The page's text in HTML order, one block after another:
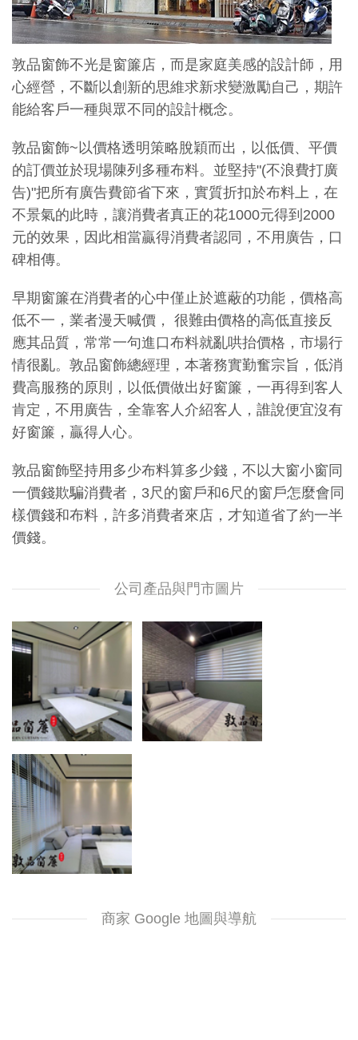
敦品窗飾不光是窗簾店，而是家庭美感的設計師，用
心經營，不斷以創新的思維求新求變激勵自己，期許
能給客戶一種與眾不同的設計概念。
敦品窗飾~以價格透明策略脫穎而出，以低價、平價
的訂價並於現場陳列多種布料。並堅持"(不浪費打廣
告)"把所有廣告費節省下來，實質折扣於布料上，在
不景氣的此時，讓消費者真正的花1000元得到2000
元的效果，因此相當贏得消費者認同，不用廣告，口
碑相傳。
早期窗簾在消費者的心中僅止於遮蔽的功能，價格高
低不一，業者漫天喊價， 很難由價格的高低直接反
應其品質，常常一句進口布料就亂哄抬價格，市場行
情很亂。敦品窗飾總經理，本著務實勤奮宗旨，低消
費高服務的原則，以低價做出好窗簾，一再得到客人
肯定，不用廣告，全靠客人介紹客人，誰說便宜沒有
好窗簾，贏得人心。
敦品窗飾堅持用多少布料算多少錢，不以大窗小窗同
一價錢欺騙消費者，3尺的窗戶和6尺的窗戶怎麼會同
樣價錢和布料，許多消費者來店，才知道省了約一半
價錢。
公司產品與門市圖片
商家 Google 地圖與導航